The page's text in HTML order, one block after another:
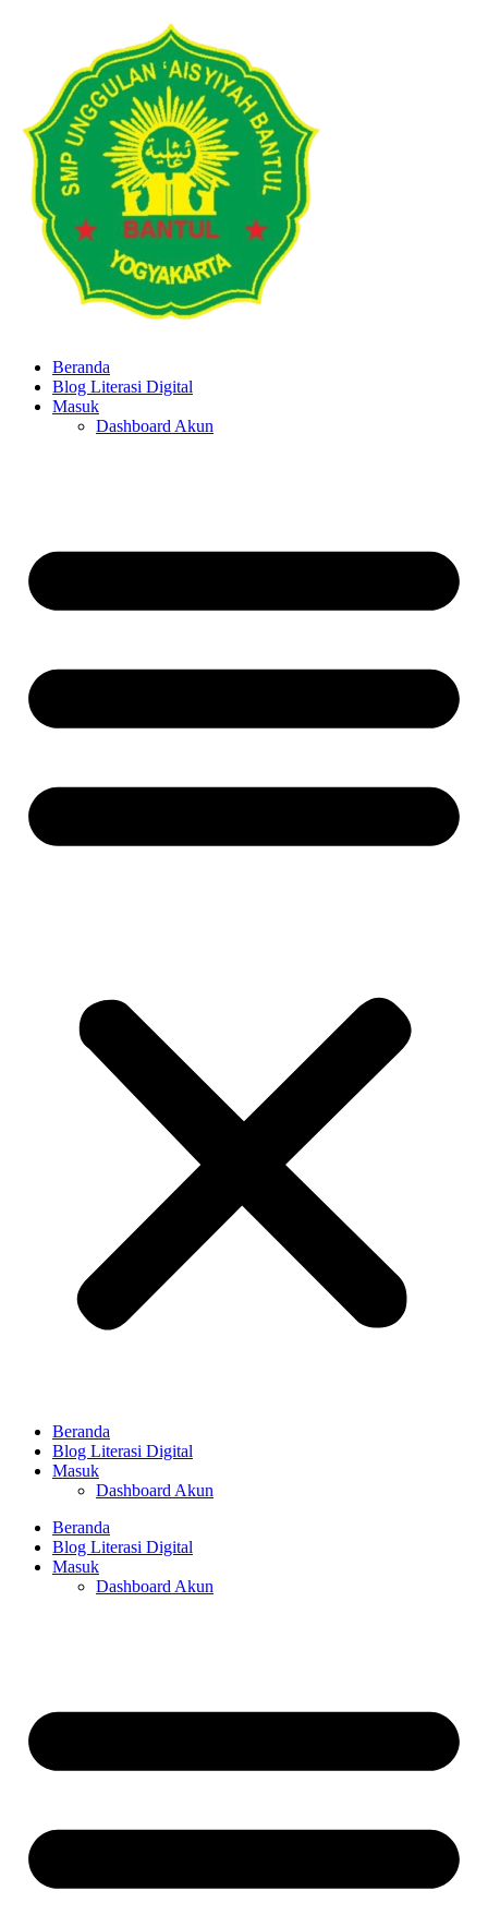
Beranda
Blog Literasi Digital
Masuk
Dashboard Akun
Beranda
Blog Literasi Digital
Masuk
Dashboard Akun
Beranda
Blog Literasi Digital
Masuk
Dashboard Akun